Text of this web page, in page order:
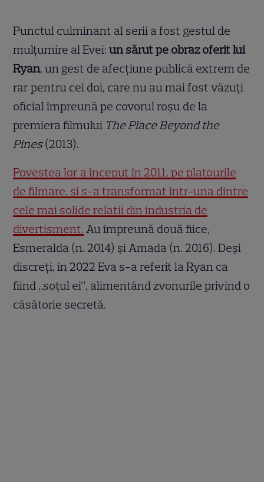
Punctul culminant al serii a fost gestul de
mulțumire al Evei:un sărut pe obraz oferit lui
Ryan, un gest de afecțiune publică extrem de
rar pentru cei doi, care nu au mai fost văzuți
oficial împreună pe covorul roșu de la
premiera filmului The Place Beyond the
Pines(2013).
Povestea lor a început în 2011, pe platourile
de filmare, și s-a transformat într-una dintre
cele mai solide relații din industria de
divertisment. Au împreună două fiice,
Esmeralda (n. 2014) și Amada (n. 2016). Deși
discreți, în 2022 Eva s-a referit la Ryan ca
fiind „soțul ei”, alimentând zvonurile privind o
căsătorie secretă.